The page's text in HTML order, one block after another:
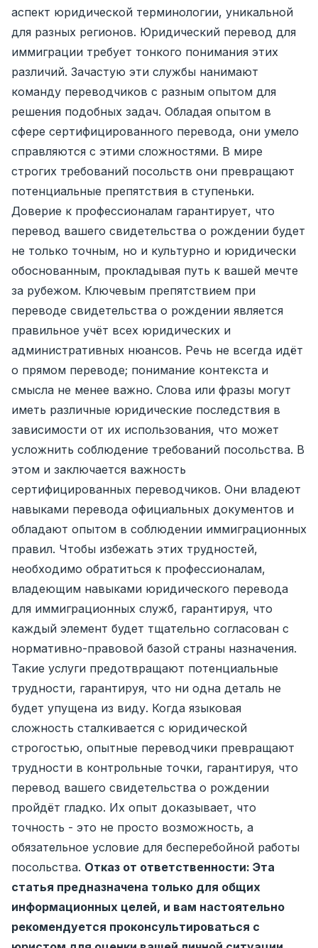
аспект юридической терминологии, уникальной
для разных регионов. Юридический перевод для
иммиграции требует тонкого понимания этих
различий. Зачастую эти службы нанимают
команду переводчиков с разным опытом для
решения подобных задач. Обладая опытом в
сфере сертифицированного перевода, они умело
справляются с этими сложностями. В мире
строгих требований посольств они превращают
потенциальные препятствия в ступеньки.
Доверие к профессионалам гарантирует, что
перевод вашего свидетельства о рождении будет
не только точным, но и культурно и юридически
обоснованным, прокладывая путь к вашей мечте
за рубежом. Ключевым препятствием при
переводе свидетельства о рождении является
правильное учёт всех юридических и
административных нюансов. Речь не всегда идёт
о прямом переводе; понимание контекста и
смысла не менее важно. Слова или фразы могут
иметь различные юридические последствия в
зависимости от их использования, что может
усложнить соблюдение требований посольства. В
этом и заключается важность
сертифицированных переводчиков. Они владеют
навыками перевода официальных документов и
обладают опытом в соблюдении иммиграционных
правил. Чтобы избежать этих трудностей,
необходимо обратиться к профессионалам,
владеющим навыками юридического перевода
для иммиграционных служб, гарантируя, что
каждый элемент будет тщательно согласован с
нормативно-правовой базой страны назначения.
Такие услуги предотвращают потенциальные
трудности, гарантируя, что ни одна деталь не
будет упущена из виду. Когда языковая
сложность сталкивается с юридической
строгостью, опытные переводчики превращают
трудности в контрольные точки, гарантируя, что
перевод вашего свидетельства о рождении
пройдёт гладко. Их опыт доказывает, что
точность - это не просто возможность, а
обязательное условие для бесперебойной работы
посольства. Отказ от ответственности: Эта
статья предназначена только для общих
информационных целей, и вам настоятельно
рекомендуется проконсультироваться с